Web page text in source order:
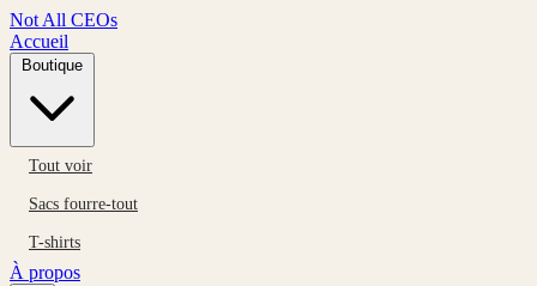
Not All CEOs
Accueil
Tout voir
Sacs fourre-tout
T-shirts
À propos